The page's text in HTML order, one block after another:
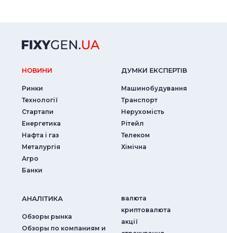
НОВИНИ
Ринки
Технології
Стартапи
Енергетика
Нафта і газ
Металургія
Агро
Банки
ДУМКИ ЕКСПЕРТIВ
Машинобудування
Транспорт
Нерухомість
Рітейл
Телеком
Хімічна
АНАЛIТИКА
Обзоры рынка
Обзоры по компаниям и
валюта
криптовалюта
акції